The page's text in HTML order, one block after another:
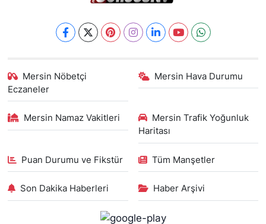
Mersin Nöbetçi
Eczaneler
Mersin Hava Durumu
Mersin Namaz Vakitleri
Mersin Trafik Yoğunluk
Haritası
Puan Durumu ve Fikstür Tüm Manşetler
Son Dakika Haberleri Haber Arşivi